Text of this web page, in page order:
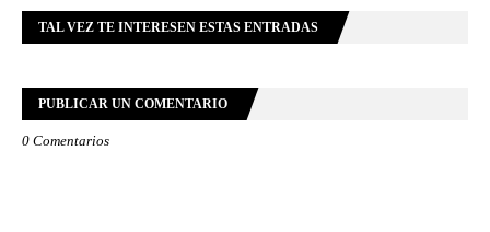
TAL VEZ TE INTERESEN ESTAS ENTRADAS
PUBLICAR UN COMENTARIO
0 Comentarios